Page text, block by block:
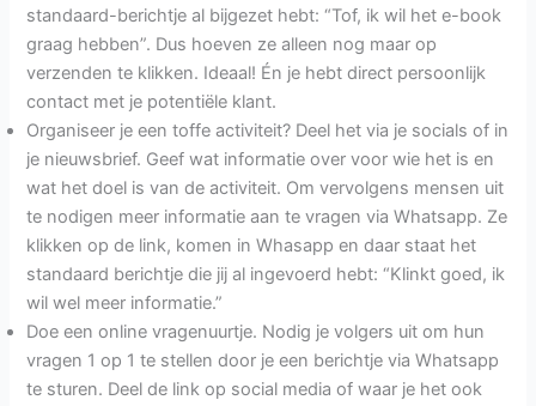
standaard-berichtje al bijgezet hebt: “Tof, ik wil het e-book
graag hebben”. Dus hoeven ze alleen nog maar op
verzenden te klikken. Ideaal! Én je hebt direct persoonlijk
contact met je potentiële klant.
Organiseer je een toffe activiteit? Deel het via je socials of in
je nieuwsbrief. Geef wat informatie over voor wie het is en
wat het doel is van de activiteit. Om vervolgens mensen uit
te nodigen meer informatie aan te vragen via Whatsapp. Ze
klikken op de link, komen in Whasapp en daar staat het
standaard berichtje die jij al ingevoerd hebt: “Klinkt goed, ik
wil wel meer informatie.”
Doe een online vragenuurtje. Nodig je volgers uit om hun
vragen 1 op 1 te stellen door je een berichtje via Whatsapp
te sturen. Deel de link op social media of waar je het ook